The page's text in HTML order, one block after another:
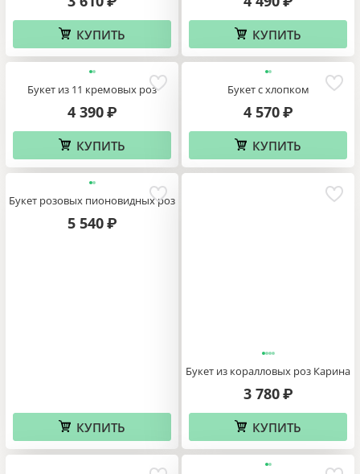
КУПИТЬ КУПИТЬ
Букет из 11 кремовых роз
4 390 ₽
КУПИТЬ
Букет с хлопком
4 570 ₽
КУПИТЬ
Букет розовых пионовидных роз
5 540 ₽
КУПИТЬ
Букет из коралловых роз Карина
3 780 ₽
КУПИТЬ